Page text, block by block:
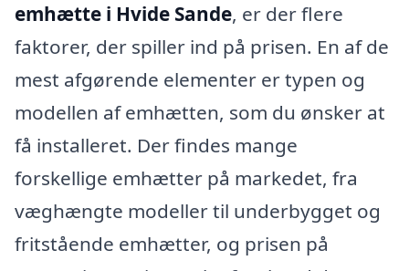
emhætte i Hvide Sande, er der flere
faktorer, der spiller ind på prisen. En af de
mest afgørende elementer er typen og
modellen af emhætten, som du ønsker at
få installeret. Der findes mange
forskellige emhætter på markedet, fra
væghængte modeller til underbygget og
fritstående emhætter, og prisen på